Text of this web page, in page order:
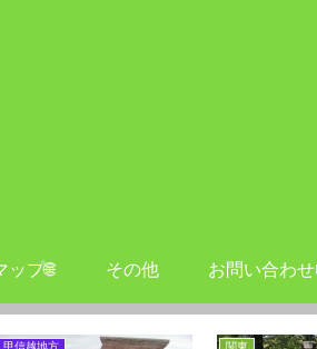
ップ🌐 その他 お問い合わ
甲信越地方 関東